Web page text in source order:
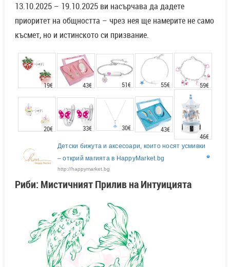
13.10.2025 – 19.10.2025 ви насърчава да дадете
приоритет на общността – чрез нея ще намерите не само
късмет, но и истинското си призвание.
19€ 43€ 51€ 55€ 59€
20€ 33€ 30€
43€
46€
Детски бижута и аксесоари, които носят усмивки
– открий магията в HappyMarket.bg
http://happymarket.bg
Риби: Мистичният Прилив на Интуицията